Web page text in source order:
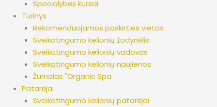
Specialybės kursai
Turinys
Rekomenduojamos paskirties vietos
Sveikatingumo kelionių žodynėlis
Sveikatingumo kelionių vadovas
Sveikatingumo kelionių naujienos
Žurnalas "Organic Spa
Patarėjai
Sveikatingumo kelionių patarėjai